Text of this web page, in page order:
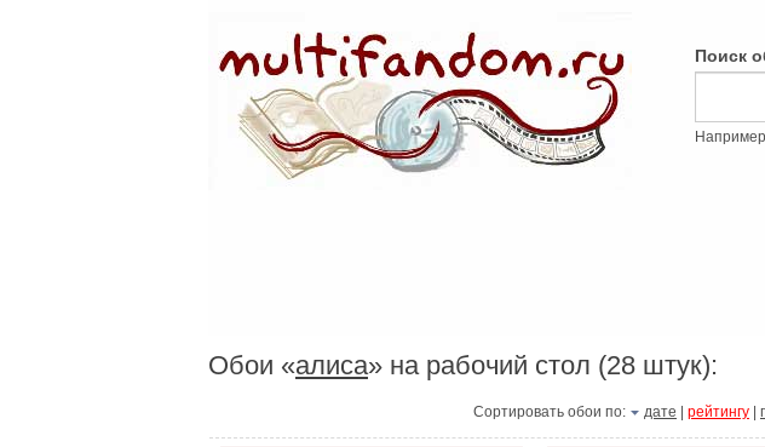
Поиск
Обои «алиса» на рабочий стол (28 штук):
Сортировать обои по: дате рейтингу